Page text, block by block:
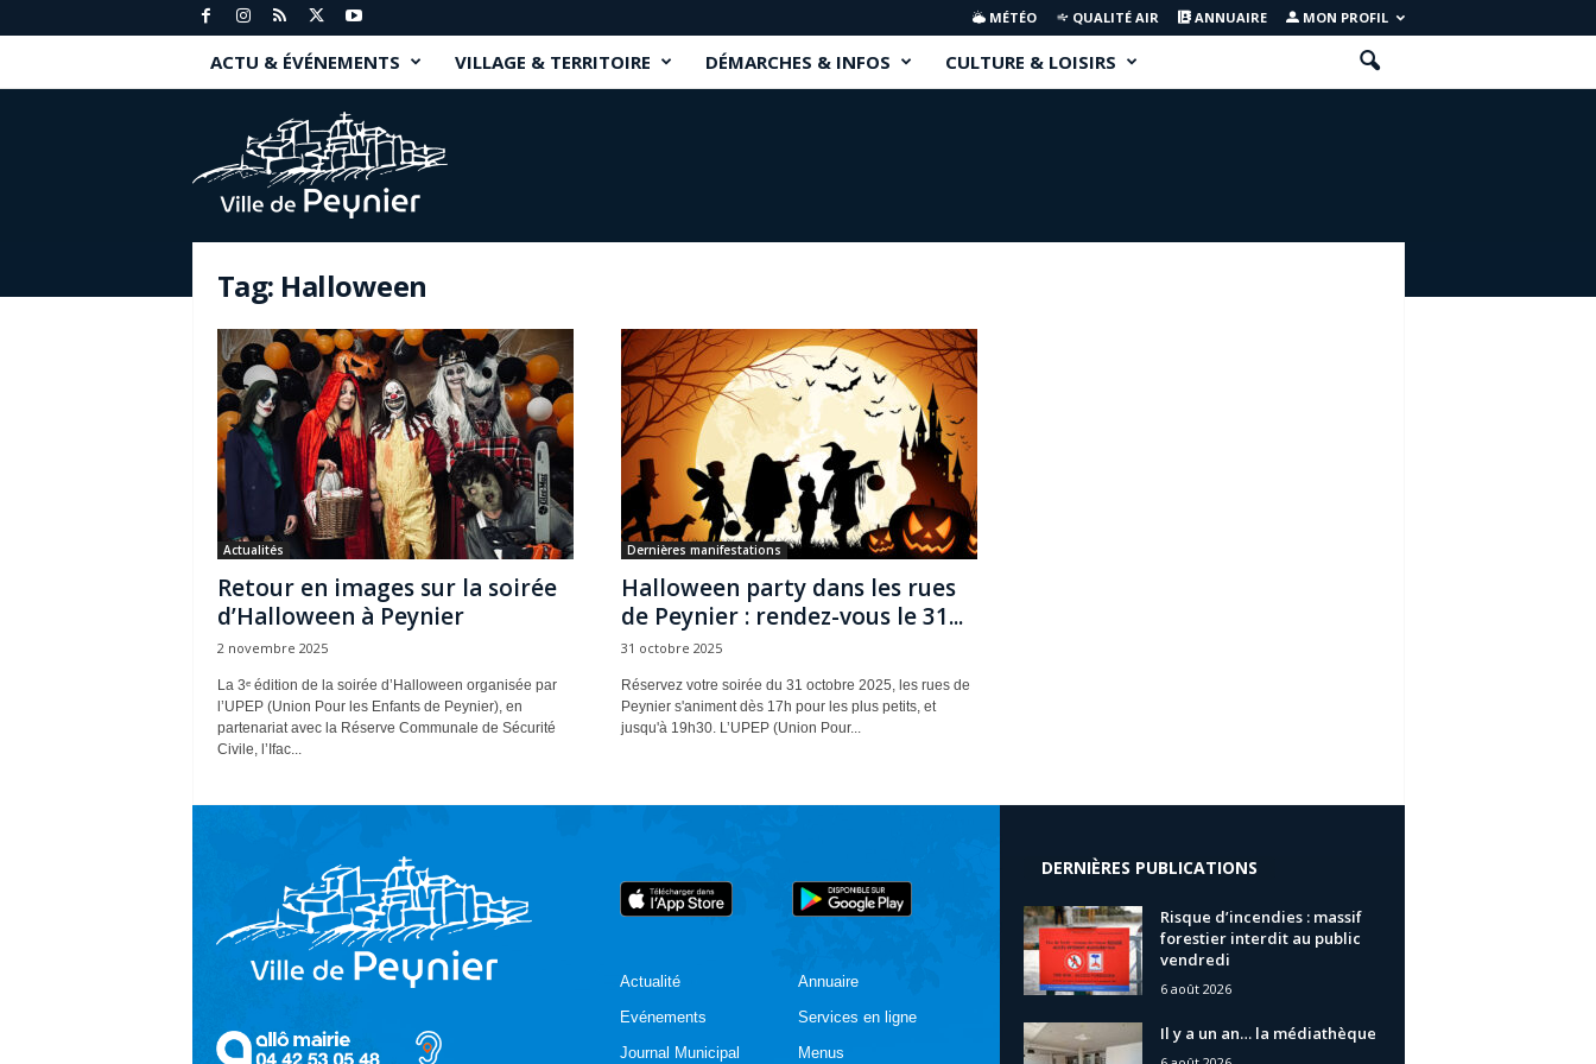
MÉTÉO QUALITÉ AIR ANNUAIRE MON PROFIL
ACTU & ÉVÉNEMENTS VILLAGE & TERRITOIRE DÉMARCHES & INFOS CULTURE & LOISIRS
n
Tag: Halloween
Actualités
Retour en images sur la soirée
d’Halloween à Peynier
2 novembre 2025
La 3ᵉ édition de la soirée d’Halloween organisée par
l’UPEP (Union Pour les Enfants de Peynier), en
partenariat avec la Réserve Communale de Sécurité
Civile, l’Ifac...
Dernières manifestations
Halloween party dans les rues
de Peynier : rendez-vous le 31...
31 octobre 2025
Réservez votre soirée du 31 octobre 2025, les rues de
Peynier s'animent dès 17h pour les plus petits, et
jusqu'à 19h30. L’UPEP (Union Pour...
Actualité
Evénements
Journal Municipal
Annuaire
Services en ligne
Menus
DERNIÈRES PUBLICATIONS
Risque d’incendies : massif
forestier interdit au public
vendredi
6 août 2026
Il y a un an… la médiathèque